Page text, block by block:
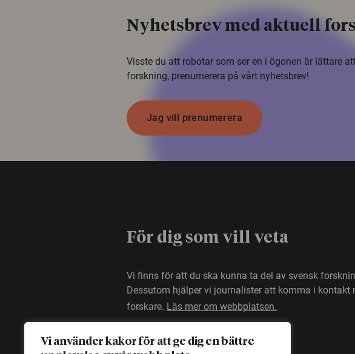
Vi använder kakor för att ge dig en bättre
Nyhetsbrev med aktuell
Visste du att robotar som ser en i ögonen är lättare
forskning, prenumerera på vårt nyhetsbrev!
Jag vill prenumerera
För dig som vill veta
Vi finns för att du ska kunna ta del av svensk
Dessutom hjälper vi journalister att komma i kontakt
forskare. Läs mer om webbplatsen.